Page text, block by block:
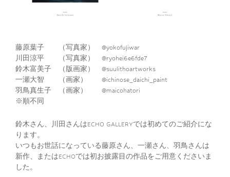
藤原葉子 （写真家） @yokofujiwar
川田涼平 （写真家） @ryohei6e6fde7
鈴木富美子 （版画家） @suulithoartworks
一瀬大智 （画家） @ichinose_daichi_paint
羽鳥真生子 （画家） @maicohatori
※順不同
鈴木さん、川田さんはECHO GALLERYでは初めてのご紹介にな
ります。
いつもお世話になっている藤原さん、一瀬さん、羽鳥さんは
新作、またはECHOでは初お披露目の作品をご用意くださいま
した。